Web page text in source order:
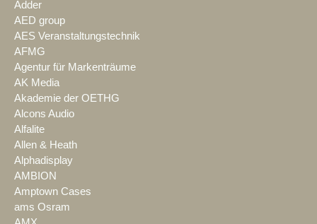
Adder
AED group
AES Veranstaltungstechnik
AFMG
Agentur für Markenträume
AK Media
Akademie der OETHG
Alcons Audio
Alfalite
Allen & Heath
Alphadisplay
AMBION
Amptown Cases
ams Osram